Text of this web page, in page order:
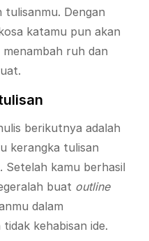
Dengan
katamu pun akan
ruh dan
berikutnya adalah
kerangka tulisan
Setelah kamu berhasil
buat outline
dalam
kehabisan ide.